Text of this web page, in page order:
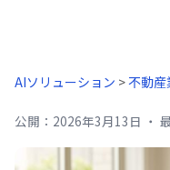
AIソリューション >不動産
公開： 2026年3月13日 ・